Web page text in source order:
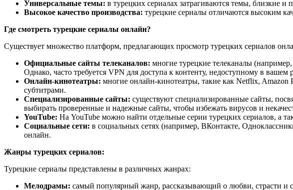
Универсальные темы: в турецких сериалах затрагиваются темы, близкие и
Высокое качество производства: турецкие сериалы отличаются высоким
Где смотреть турецкие сериалы онлайн?
Существует множество платформ, предлагающих просмотр турецких сериалов
Официальные сайты телеканалов: многие турецкие телеканалы
Однако, часто требуется VPN для доступа к контенту, недоступному в вашем
Онлайн-кинотеатры: многие онлайн-кинотеатры, такие как Netflix,
субтитрами.
Специализированные сайты: существуют специализированные сайты,
выбирать проверенные и надежные сайты, чтобы избежать вирусов и
YouTube: На YouTube можно найти отдельные серии турецких сериалов, а
Социальные сети: в социальных сетях (например, ВКонтакте,
онлайн.
Жанры турецких сериалов:
Турецкие сериалы представлены в различных жанрах:
Мелодрамы: самый популярный жанр, рассказывающий о любви, страсти и